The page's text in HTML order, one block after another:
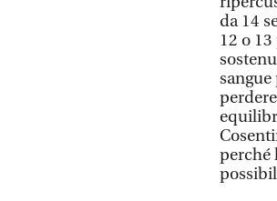
da 14
12 o
perché